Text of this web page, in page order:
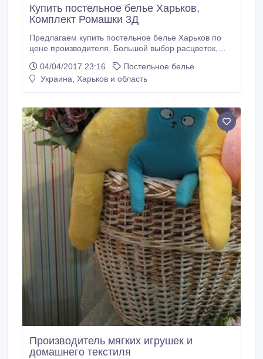
Купить постельное белье Харьков,
Комплект Ромашки 3Д
Предлагаем купить постельное белье Харьков по
цене производителя. Большой выбор расцветок,
не оставит вас равнодушными. Комплект Ромашки
3Д (бязь, 100% хлопок) Комплект полуторный - 350
комплектов по всей Украине удобным способом!
Купить постельное белье Харьков можно на нашем
сайте novapostil.
04/04/2017 23:16
Постельное белье
Украина, Харьков и область
Производитель мягких игрушек и
домашнего текстиля